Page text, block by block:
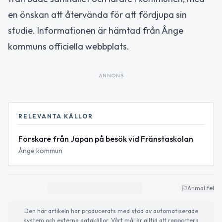
en önskan att återvända för att fördjupa sin
studie. Informationen är hämtad från Ånge
kommuns officiella webbplats.
ANNONS
RELEVANTA KÄLLOR
Forskare från Japan på besök vid Fränstaskolan
Ånge kommun
Anmäl fel
Den här artikeln har producerats med stöd av automatiserade
system och externa datakällor. Vårt mål är alltid att rapportera